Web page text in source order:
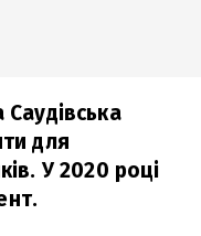
для
У 2020 році